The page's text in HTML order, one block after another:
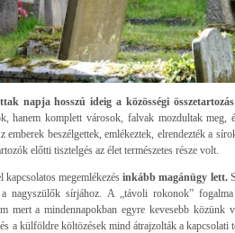
napja hosszú ideig a közösségi
hanem komplett városok, falvak mozdultak meg,
emberek beszélgettek, emlékeztek, elrendezték a
előtti tisztelgés az élet természetes része volt.
kapcsolatos megemlékezésinkább magánügy lett.
nagyszülők sírjához. A „távoli rokonok” fogalma
mert a mindennapokban egyre kevesebb
a külföldre költözések mind átrajzolták a kapcsolati